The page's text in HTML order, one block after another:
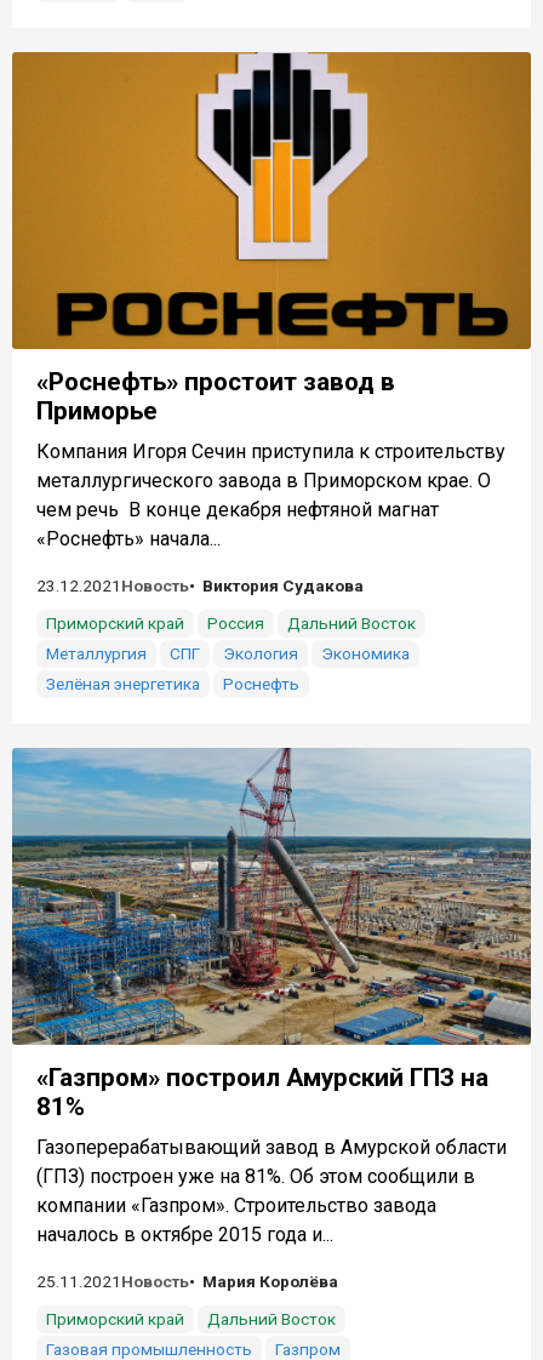
«Роснефть» простоит завод в
Приморье
Компания Игоря Сечин приступила к строительству
металлургического завода в Приморском крае. О
чем речь В конце декабря нефтяной магнат
«Роснефть» начала...
23.12.2021 Новость
Виктория Судакова
Приморский край
Россия
Дальний Восток
Металлургия
СПГ Экология
Экономика
Зелёная энергетика
Роснефть
«Газпром» построил Амурский ГПЗ на
81%
Газоперерабатывающий завод в Амурской области
(ГПЗ) построен уже на 81%. Об этом сообщили в
компании «Газпром». Строительство завода
началось в октябре 2015 года и...
25.11.2021 Новость
Мария Королёва
Приморский край
Дальний Восток
Газовая промышленность
Газпром